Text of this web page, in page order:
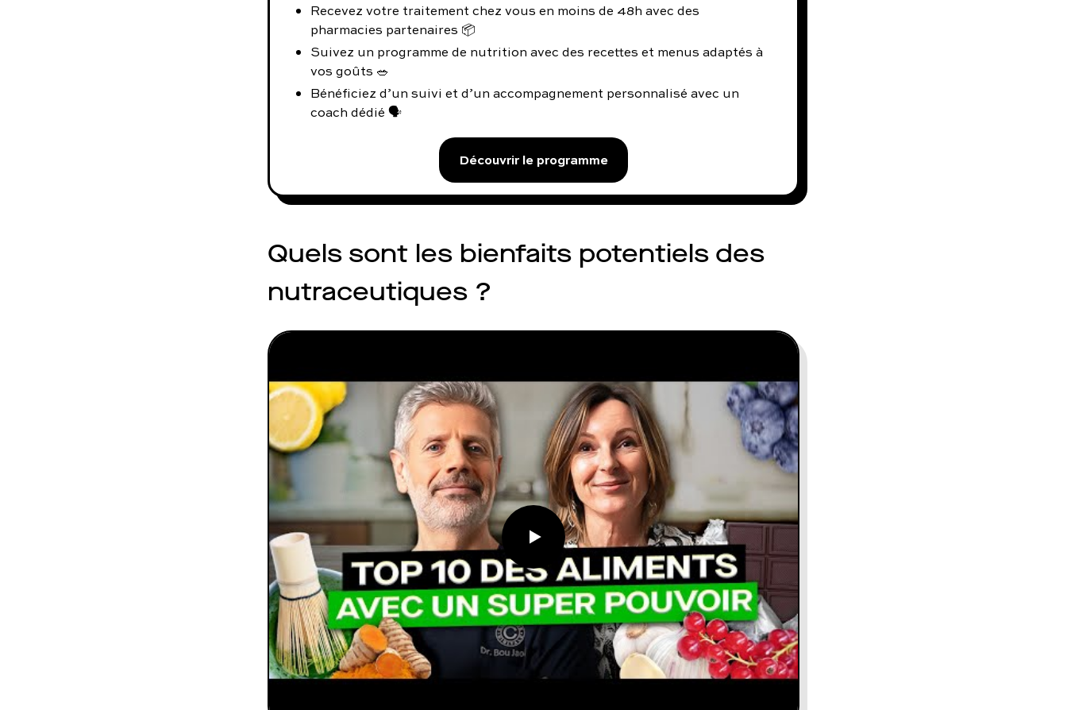
Recevez votre traitement chez vous en moins de 48h avec des
pharmacies partenaires 📦
Suivez un programme de nutrition avec des recettes et menus adaptés à
vos goûts 🥗
Bénéficiez d’un suivi et d’un accompagnement personnalisé avec un
coach dédié 🗣️
Découvrir le programme
Quels sont les bienfaits potentiels des
nutraceutiques ?